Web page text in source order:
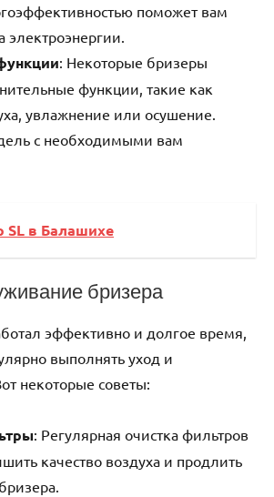
поможет вам
электроэнергии.
: Некоторые бризеры
функции, такие как
увлажнение или осушение.
с необходимыми вам
SL в Балашихе
бризера
эффективно и долгое время,
выполнять уход и
некоторые советы:
: Регулярная очистка фильтров
качество воздуха и продлить